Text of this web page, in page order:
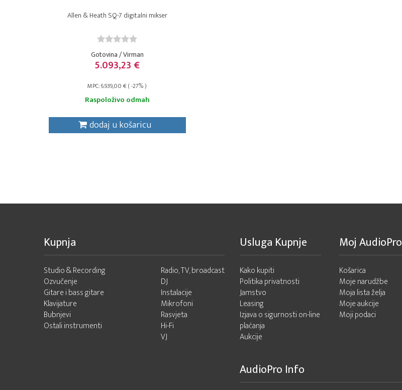
Allen & Heath SQ-7 digitalni mikser
Gotovina / Virman
5.093,23 €
MPC: 6.939,00 € ( -27% )
Raspoloživo odmah
dodaj u košaricu
Kupnja
Studio & Recording
Ozvučenje
Gitare i bass gitare
Klavijature
Bubnjevi
Ostali instrumenti
Radio, TV, broadcast
DJ
Instalacije
Mikrofoni
Rasvjeta
Hi-Fi
VJ
Usluga Kupnje
Kako kupiti
Politika privatnosti
Jamstvo
Leasing
Izjava o sigurnosti on-line
plaćanja
Aukcije
Moj AudioPro
Košarica
Moje narudžbe
Moja lista želja
Moje aukcije
Moji podaci
AudioPro Info